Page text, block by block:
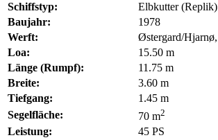
Schiffstyp:
Elbkutter (Replik)
Baujahr:
1978
Werft:
Østergard/
Loa:
15.50 m
Länge (Rumpf):
11.75 m
Breite:
3.60 m
Tiefgang:
1.45 m
Segelfläche:
70 m2
Leistung:
45 PS